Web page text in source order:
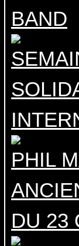
BAND
PHIL
DU 23